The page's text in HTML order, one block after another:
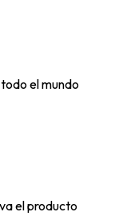
el mundo
el producto